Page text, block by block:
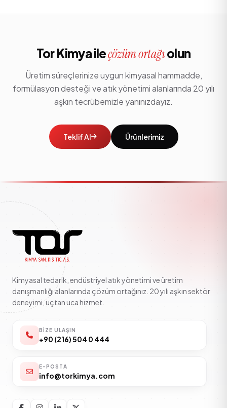
Tor Kimya ileçözüm ortağıolun
Üretim süreçlerinize uygun kimyasal hammadde,
formülasyon desteği ve atık yönetimi alanlarında 20 yılı
aşkın tecrübemizle yanınızdayız.
Teklif Al Ürünlerimiz
Kimyasal tedarik, endüstriyel atık yönetimi ve üretim
danışmanlığı alanlarında çözüm ortağınız. 20 yılı aşkın sektör
deneyimi, uçtan uca hizmet.
BIZE ULAŞIN
+90 (216) 504 0 444
E-POSTA
info@torkimya.com